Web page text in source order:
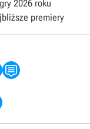
2026 roku
premiery